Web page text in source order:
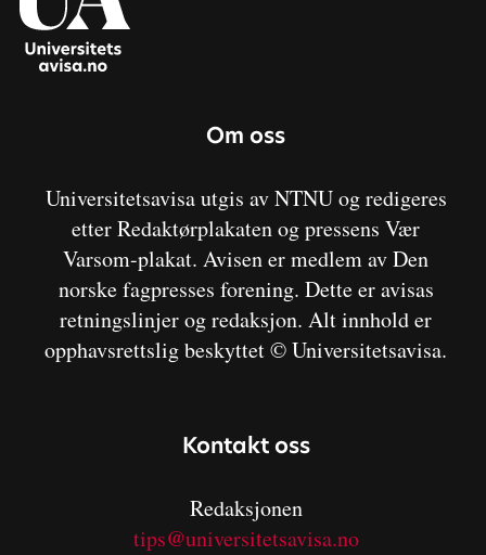
Om oss
Universitetsavisa utgis av NTNU og redigeres
etter Redaktørplakaten og pressens Vær
Varsom-plakat. Avisen er medlem av Den
norske fagpresses forening. Dette er avisas
retningslinjer og redaksjon. Alt innhold er
opphavsrettslig beskyttet © Universitetsavisa.
Kontakt oss
Redaksjonen
tips@universitetsavisa.no